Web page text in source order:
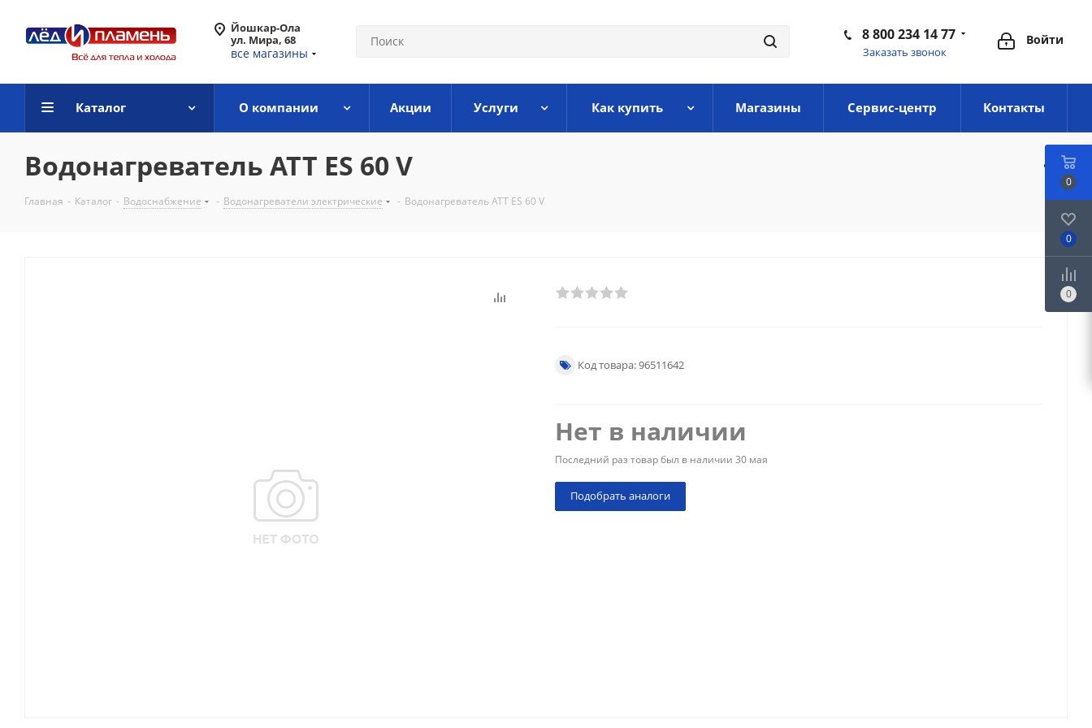
Йошкар-Ола
ул. Мира, 68
все магазины
Войти
8 800 234 14 77
Заказать звонок
Каталог О компании Акции Услуги Как купить Магазины Сервис-центр Контакты
Водонагреватель АТТ ЕS 60 V
Главная - Каталог - Водоснабжение - Водонагреватели электрические - Водонагреватель АТТ ЕS 60 V
Код товара: 96511642
Нет в наличии
Последний раз товар был в наличии 30 мая
Подобрать аналоги
0
0
0